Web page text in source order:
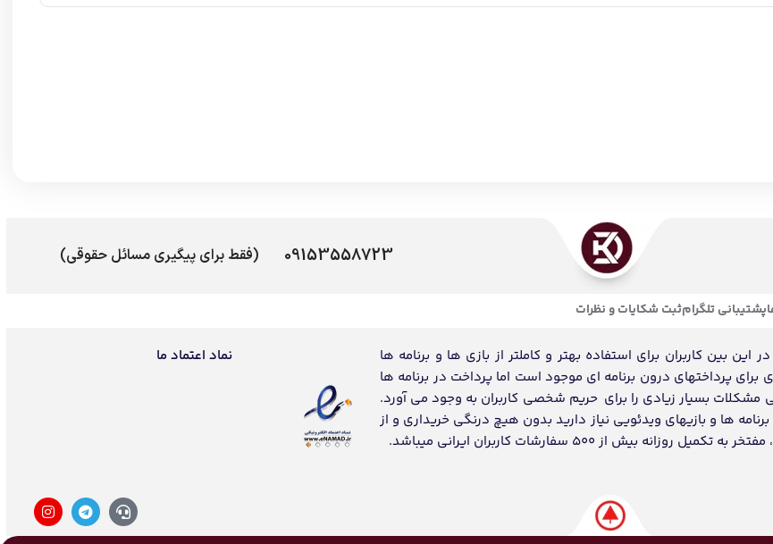
09153558723 (فقط برای پیگیری مسائل حقوقی)
پشتیبانی تلگرامثبت شکایات و نظرات
بین کاربران برای استفاده بهتر و کاملتر از بازی ها و برنامه ها
برای پرداختهای درون برنامه ای موجود است اما پرداخت در برنامه ها
مشکلات بسیار زیادی را برای حریم شخصی کاربران به وجود می آورد.
ها و بازیهای ویدئویی نیاز دارید بدون هیچ درنگی خریداری و از
500 سفارشات کاربران ایرانی میباشد.
نماد اعتماد ما